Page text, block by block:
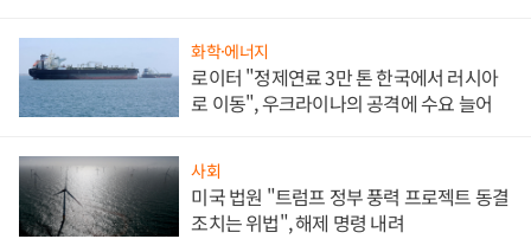
화학·에너지
로이터 "정제연료 3만 톤 한국에서 러시아
로 이동", 우크라이나의 공격에 수요 늘어
사회
미국 법원 "트럼프 정부 풍력 프로젝트 동결
조치는 위법", 해제 명령 내려